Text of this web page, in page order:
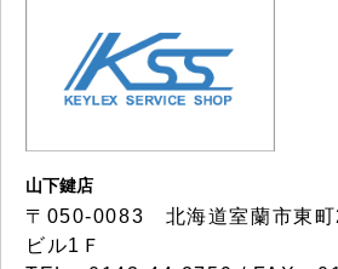
山下鍵店
〒050-0083 北海道室蘭市東
ビル1Ｆ